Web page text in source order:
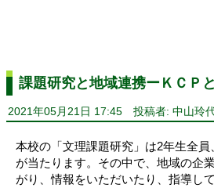
課題研究と地域連携ーＫＣＰ
2021年05月21日 17:45 投稿者: 中山玲
本校の「文理課題研究」は2年生全
が当たります。その中で、地域の企
がり、情報をいただいたり、指導し